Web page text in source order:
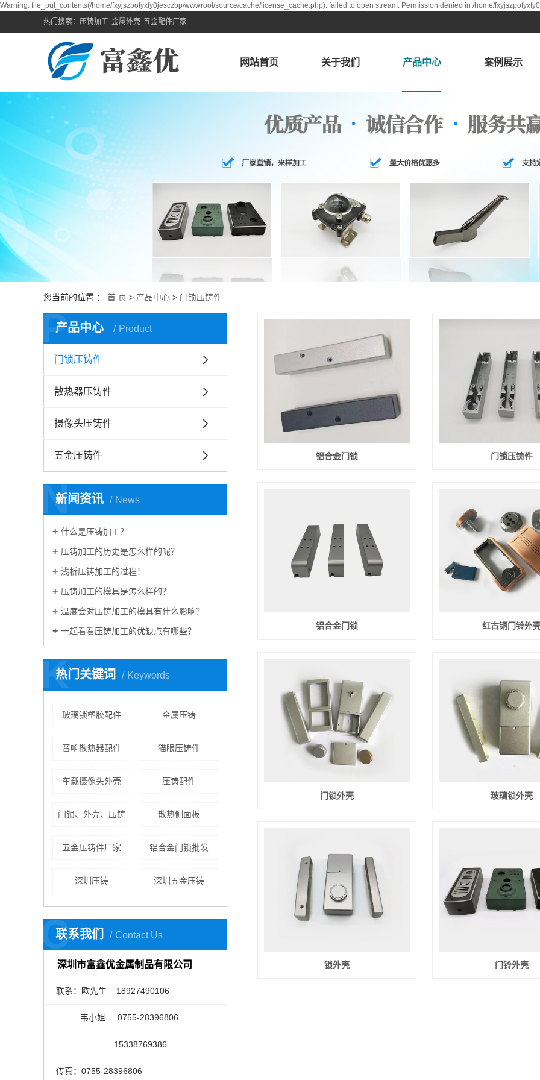
Warning: file_put_contents(/home/fxyjszpofyxfy0jesczbp/wwwroot/source/cache/license_cache.php): failed to open stream: Permission denied in /home/
热门搜索： 压铸加工 金属外壳 五金配件厂家
网站首页 关于我们 产品中心 案例展示
您当前的位置 ： 首 页 > 产品中心 > 门锁压铸件
产品中心 Product
P
门锁压铸件
散热器压铸件
摄像头压铸件
五金压铸件
新闻资讯 News
N
什么是压铸加工？
压铸加工的历史是怎么样的呢？
浅析压铸加工的过程！
压铸加工的模具是怎么样的？
温度会对压铸加工的模具有什么影响？
一起看看压铸加工的优缺点有哪些？
热门关键词 Keywords
K
玻璃锁塑胶配件 金属压铸
音响散热器配件 猫眼压铸件
车载摄像头外壳 压铸配件
门锁、外壳、压铸 散热侧面板
五金压铸件厂家 铝合金门锁批发
深圳压铸 深圳五金压铸
联系我们 Contact Us
C
深圳市富鑫优金属制品有限公司
联系：欧先生 18927490106
韦小姐 0755-28396806
15338769386
传真：0755-28396806
铝合金门锁 门锁压铸件
铝合金门锁 红古铜门铃外
门锁外壳 玻璃锁外壳
锁外壳 门铃外壳